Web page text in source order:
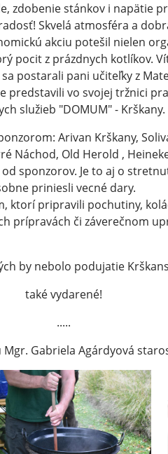
zdobenie stánkov i napätie
Skvelá atmosféra a
akciu potešil nielen
prázdnych kotlíkov.
postarali pani učiteľky z
predstavili vo svojej tržnici
služieb "DOMUM" - Krškany.
Arivan Krškany,
Náchod, Old Herold ,
sponzorov. Je to aj o
priniesli vecné dary.
pochutiny, koláče,
prípravách či záverečnom
by nebolo podujatie
také vydarené!
.....
Mgr. Gabriela Agárdyová